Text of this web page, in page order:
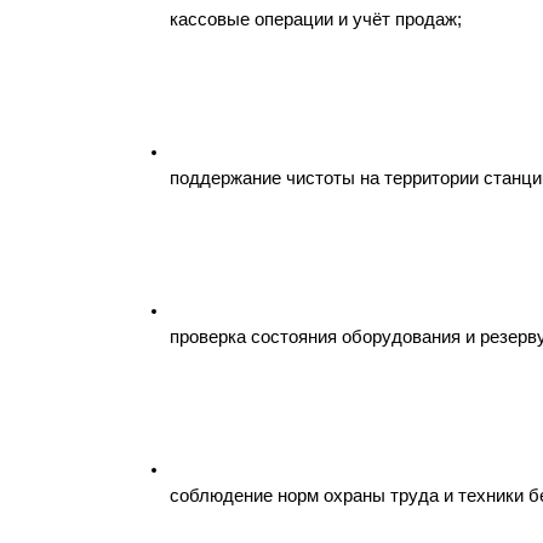
кассовые операции и учёт продаж;
поддержание чистоты на территории
проверка состояния оборудования и
соблюдение норм охраны труда и техники